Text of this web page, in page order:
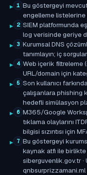
1 Bu göstergeyi
engelleme
2 SIEM platformunda
log verisinde geriye
3 Kurumsal DNS
tanımlayın; iç
4 Web içerik filtreleme
URL/domain için
5 Son kullanıcı
çalışanlara phishing
hedefli simülasyon
6 M365/Google
tıklama olaylarını
bilgisi sızıntısı için
7 Bu göstergeyi
kaynak atfı ile
siberguvenlik.gov.tr ·
qnbsurprizzamani.ml